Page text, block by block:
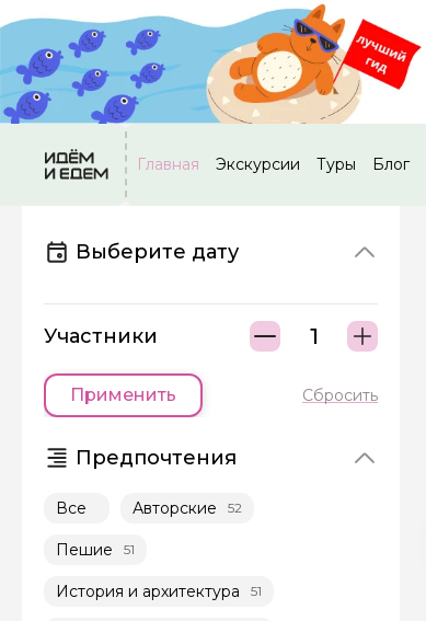
Главная Экскурсии Туры Блог
Выберите дату
Участники
Применить Сбросить
Предпочтения
Все Авторские 52
Пешие 51
История и архитектура 51